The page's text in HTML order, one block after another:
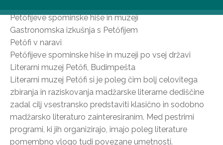
Petőfijeve spominske hiše in muzeji
Gastronomska izkušnja s Petőfijem
Petőfi v naravi
Petőfijeve spominske hiše in muzeji po vsej državi
Literarni muzej Petőfi, Budimpešta
Literarni muzej Petőfi si je poleg čim bolj celovitega
zbiranja in raziskovanja madžarske literarne dediščine
zadal cilj vsestransko predstaviti klasično in sodobno
madžarsko literaturo zainteresiranim. Med pestrimi
programi, ki jih organizirajo, imajo poleg literature
pomembno vlogo tudi povezane umetnosti.